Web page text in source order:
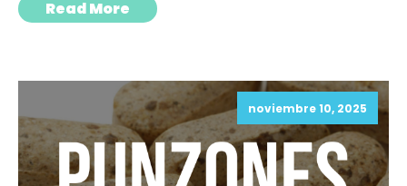
Read More
noviembre 10, 2025